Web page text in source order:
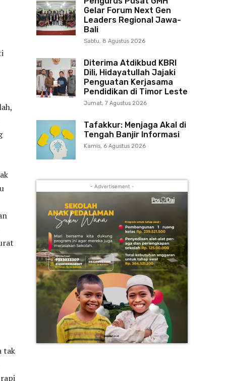
tak
Gelar Forum Next Gen
Leaders Regional Jawa-
Bali
Sabtu, 8 Agustus 2026
Diterima Atdikbud KBRI
Dili, Hidayatullah Jajaki
Penguatan Kerjasama
Pendidikan di Timor Leste
Jumat, 7 Agustus 2026
Tafakkur: Menjaga Akal di
Tengah Banjir Informasi
Kamis, 6 Agustus 2026
- Advertisement -